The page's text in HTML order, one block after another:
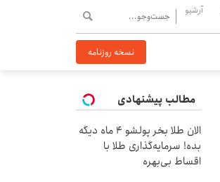
آرشیو
نسخه روزنامه
مطالب پیشنهادی
الان طلا بخر پولشو 4 ماه دیگه
بده! سرمایه‌گذاری طلا با
اقساط بی‌بهره